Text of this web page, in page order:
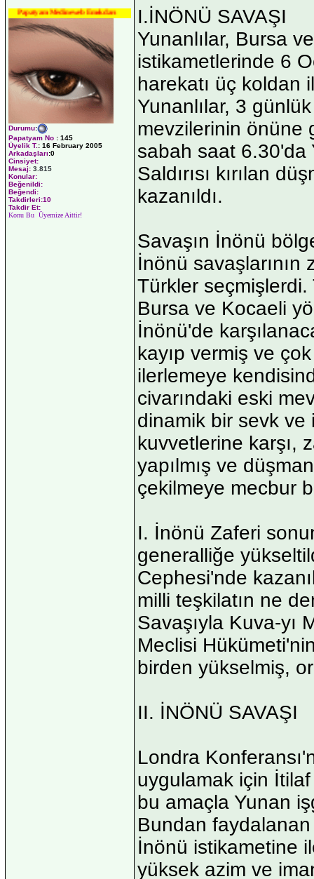
Papatyam Medineweb Emekdarı
Durumu:
Papatyam No : 145
Üyelik T.: 16 February 2005
Arkadaşları:0
Cinsiyet:
Mesaj: 3.815
Konular:
Beğenildi:
Beğendi:
Takdirleri:10
Takdir Et:
Konu Bu Üyemize Aittir!
I.İNÖNÜ SAVAŞI
Yunanlılar, Bursa
istikametlerinde 6
harekatı üç koldan
Yunanlılar, 3
mevzilerinin önüne
sabah saat 6.30'da
Saldırısı kırılan
kazanıldı.
Savaşın İnönü
İnönü savaşlarının
Türkler
Bursa ve Kocaeli
İnönü'de
kayıp vermiş ve
ilerlemeye
civarındaki eski
dinamik bir sevk ve
kuvvetlerine karşı,
yapılmış ve
çekilmeye mecbur
I. İnönü Zaferi
generalliğe
Cephesi'nde
milli teşkilatın ne
Savaşıyla Kuva-yı
Meclisi
birden yükselmiş,
II. İNÖNÜ SAVAŞI
Londra
uygulamak için
bu amaçla Yunan
Bundan
İnönü istikametine
yüksek azim ve